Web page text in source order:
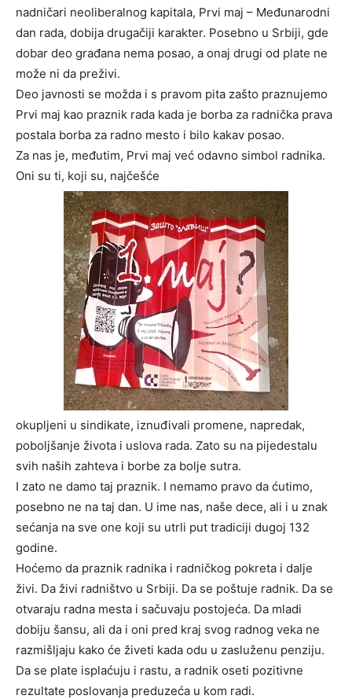
nadničari neoliberalnog kapitala, Prvi maj – Međunarodni
dan rada, dobija drugačiji karakter. Posebno u Srbiji, gde
dobar deo građana nema posao, a onaj drugi od plate ne
može ni da preživi.
Deo javnosti se možda i s pravom pita zašto praznujemo
Prvi maj kao praznik rada kada je borba za radnička prava
postala borba za radno mesto i bilo kakav posao.
Za nas je, međutim, Prvi maj već odavno simbol radnika.
Oni su ti, koji su, najčešće
okupljeni u sindikate, iznuđivali promene, napredak,
poboljšanje života i uslova rada. Zato su na pijedestalu
svih naših zahteva i borbe za bolje sutra.
I zato ne damo taj praznik. I nemamo pravo da ćutimo,
posebno ne na taj dan. U ime nas, naše dece, ali i u znak
sećanja na sve one koji su utrli put tradiciji dugoj 132
godine.
Hoćemo da praznik radnika i radničkog pokreta i dalje
živi. Da živi radništvo u Srbiji. Da se poštuje radnik. Da se
otvaraju radna mesta i sačuvaju postojeća. Da mladi
dobiju šansu, ali da i oni pred kraj svog radnog veka ne
razmišljaju kako će živeti kada odu u zasluženu penziju.
Da se plate isplaćuju i rastu, a radnik oseti pozitivne
rezultate poslovanja preduzeća u kom radi.